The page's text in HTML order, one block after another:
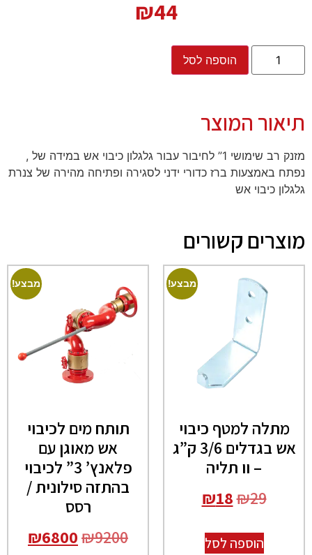
₪44
הוספה לסל
תיאור המוצר
מזנק רב שימושי 1” לחיבור עבור גלגלון כיבוי אש במידה של ,
נפתח באמצעות ברז כדורי ידני לסגירה ופתיחה מהירה של צנרת
גלגלון כיבוי אש
מוצרים קשורים
מבצע!
מתלה למטף כיבוי
אש בגדלים 3/6 ק”ג
– וו תליה
₪29
₪18
הוספה לסל
מבצע!
תותח מים לכיבוי
אש מאוגן עם
פלאנץ’ 3” לכיבוי
בהתזה סילונית /
רסס
₪9200
₪6800